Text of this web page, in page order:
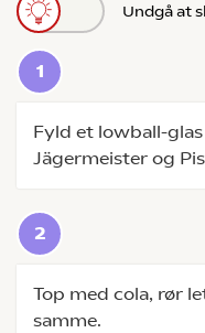
Undgå at
Fyld et lowball-
Jägermeister og
Top med cola, rør
samme.